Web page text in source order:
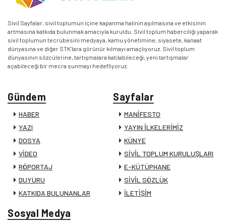
Sivil Sayfalar, sivil toplumun içine kapanma halinin aşılmasına ve etkisinin
artmasına katkıda bulunmak amacıyla kuruldu. Sivil toplum haberciliği yaparak
sivil toplumun tecrübesini medyaya, kamu yönetimine, siyasete, kanaat
dünyasına ve diğer STK’lara görünür kılmayı amaçlıyoruz. Sivil toplum
dünyasının sözcülerine, tartışmalara katılabileceği, yeni tartışmalar
açabileceği bir mecra sunmayı hedefliyoruz.
Gündem
HABER
YAZI
DOSYA
VİDEO
RÖPORTAJ
DUYURU
KATKIDA BULUNANLAR
Sayfalar
MANİFESTO
YAYIN İLKELERİMİZ
KÜNYE
SİVİL TOPLUM KURULUŞLARI
E-KÜTÜPHANE
SİVİL SÖZLÜK
İLETİŞİM
Sosyal Medya